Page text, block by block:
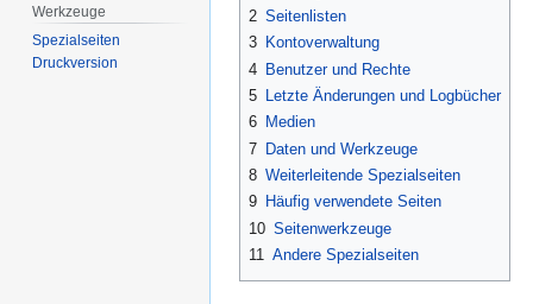
2 Seitenlisten
3 Kontoverwaltung
4 Benutzer und Rechte
5
Letzte Änderungen und Logbücher
6 Medien
7 Daten und Werkzeuge
8 Weiterleitende Spezialseiten
9 Häufig verwendete Seiten
10 Seitenwerkzeuge
11
Andere Spezialseiten
Werkzeuge
Spezialseiten
Druckversion